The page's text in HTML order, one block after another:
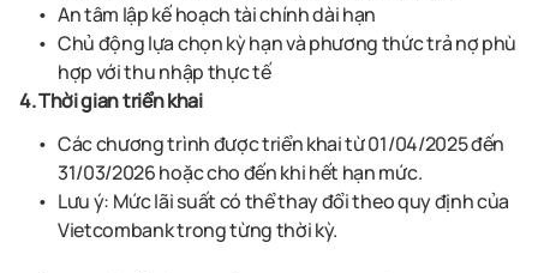
An tâm lập kế hoạch tài chính dài hạn
Chủ động lựa chọn kỳ hạn và phương thức trả nợ phù
hợp với thu nhập thực tế
4. Thời gian triển khai
Các chương trình được triển khai từ 01/04/2025 đến
31/03/2026 hoặc cho đến khi hết hạn mức.
Lưu ý: Mức lãi suất có thể thay đổi theo quy định của
Vietcombank trong từng thời kỳ.